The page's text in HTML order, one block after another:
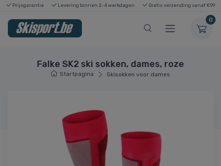
Prijsgarantie Levering binnen 2-4 werkdagen Gratis verzending vanaf €99
0
Falke SK2 ski sokken, dames, roze
Startpagina Skisokken voor dames